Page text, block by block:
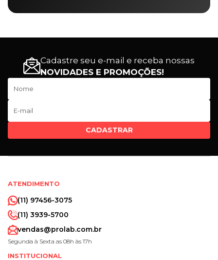
Cadastre seu e-mail e receba nossas
NOVIDADES E PROMOÇÕES!
CADASTRAR
ATENDIMENTO
(11) 97456-3075
(11) 3939-5700
vendas@prolab.com.br
Segunda à Sexta as 08h às 17h
INSTITUCIONAL